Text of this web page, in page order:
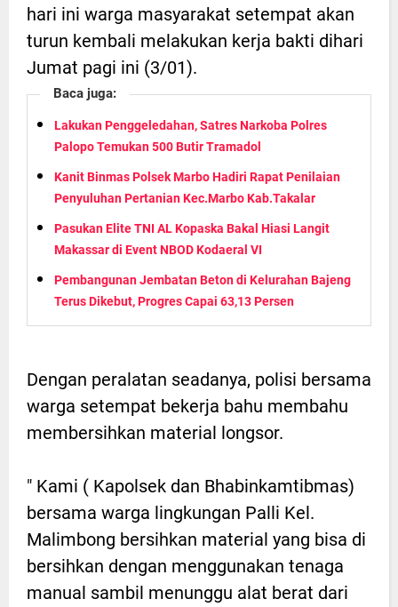
hari ini warga masyarakat setempat akan
turun kembali melakukan kerja bakti dihari
Jumat pagi ini (3/01).
Baca juga:
Lakukan Penggeledahan, Satres Narkoba Polres
Palopo Temukan 500 Butir Tramadol
Kanit Binmas Polsek Marbo Hadiri Rapat Penilaian
Penyuluhan Pertanian Kec.Marbo Kab.Takalar
Pasukan Elite TNI AL Kopaska Bakal Hiasi Langit
Makassar di Event NBOD Kodaeral VI
Pembangunan Jembatan Beton di Kelurahan Bajeng
Terus Dikebut, Progres Capai 63,13 Persen
Dengan peralatan seadanya, polisi bersama
warga setempat bekerja bahu membahu
membersihkan material longsor.
" Kami ( Kapolsek dan Bhabinkamtibmas)
bersama warga lingkungan Palli Kel.
Malimbong bersihkan material yang bisa di
bersihkan dengan menggunakan tenaga
manual sambil menunggu alat berat dari